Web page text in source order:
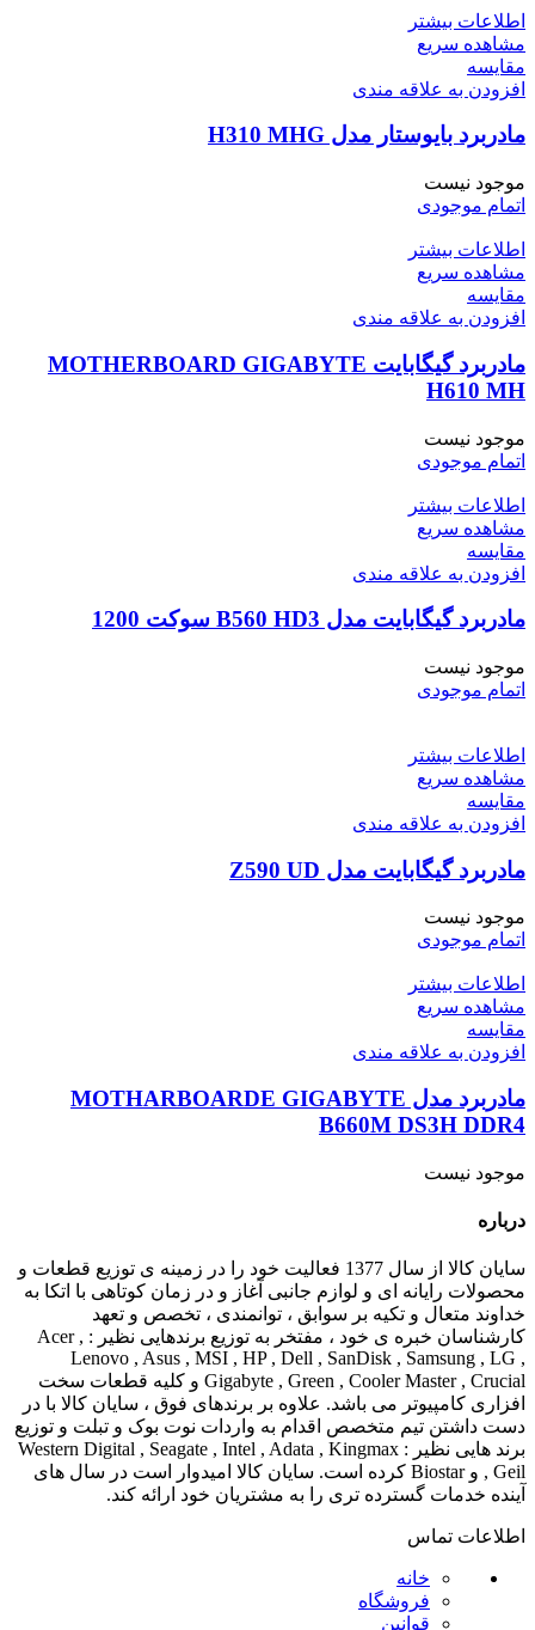
اطلاعات بیشتر
مشاهده سریع
مقایسه
افزودن به علاقه مندی
مادربرد بایوستار مدل H310 MHG
موجود نیست
اتمام موجودی
اطلاعات بیشتر
مشاهده سریع
مقایسه
افزودن به علاقه مندی
مادربرد گیگابایت MOTHERBOARD GIGABYTE
H610 MH
موجود نیست
اتمام موجودی
اطلاعات بیشتر
مشاهده سریع
مقایسه
افزودن به علاقه مندی
مادربرد گیگابایت مدل B560 HD3 سوکت 1200
موجود نیست
اتمام موجودی
اطلاعات بیشتر
مشاهده سریع
مقایسه
افزودن به علاقه مندی
مادربرد گیگابایت مدل Z590 UD
موجود نیست
اتمام موجودی
اطلاعات بیشتر
مشاهده سریع
مقایسه
افزودن به علاقه مندی
مادربرد مدل MOTHARBOARDE GIGABYTE
B660M DS3H DDR4
موجود نیست
درباره
سایان کالا از سال 1377 فعالیت خود را در زمینه ی توزیع قطعات و
محصولات رایانه ای و لوازم جانبی آغاز و در زمان کوتاهی با اتکا به
خداوند متعال و تکیه بر سوابق ، توانمندی ، تخصص و تعهد
کارشناسان خبره ی خود ، مفتخر به توزیع برندهایی نظیر : Acer ,
Lenovo , Asus , MSI , HP , Dell , SanDisk , Samsung , LG ,
Gigabyte , Green , Cooler Master , Crucial و کلیه قطعات سخت
افزاری کامپیوتر می باشد. علاوه بر برندهای فوق ، سایان کالا با در
دست داشتن تیم متخصص اقدام به واردات نوت بوک و تبلت و توزیع
برند هایی نظیر : Western Digital , Seagate , Intel , Adata , Kingmax
, Geil و Biostar کرده است. سایان کالا امیدوار است در سال های
آینده خدمات گسترده تری را به مشتریان خود ارائه کند.
اطلاعات تماس
خانه
فروشگاه
قوانین